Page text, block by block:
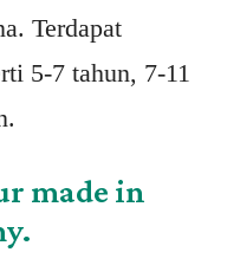
Terdapat
5-7 tahun, 7-11
made in